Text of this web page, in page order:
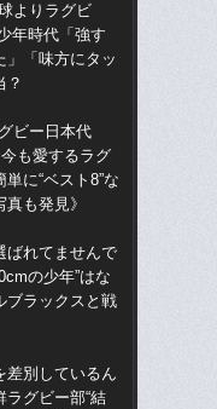
よりラグビ
年時代「強す
」「味方にタッ
？
ビー日本代
も愛するラグ
に“ベスト8”な
も発見》
ばれてませんで
の少年”はな
ブラックスと戦
差別しているん
ラグビー部“結